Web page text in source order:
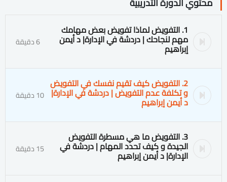
1. التفويض لماذا تفويض بعض مهامك
مهم لنجاحك | دردشة في الإدارة| د أيمن
إبراهيم 6 دقيقة
2. التفويض كيف تقيم نفسك في التفويض
و تكلفة عدم التفويض | دردشة في الإدارة|
د أيمن إبراهيم 10 دقيقة
3. التفويض ما هي مسطرة التفويض
الجيدة و كيف تحدد المهام | دردشة في
الإدارة| د أيمن إبراهيم 15 دقيقة